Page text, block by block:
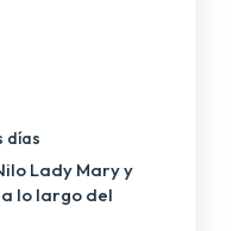
días
Lady Mary y
lo largo del